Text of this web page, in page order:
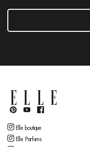
Elle boutique
Elle Parfums